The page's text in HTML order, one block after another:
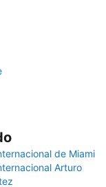
de Miami
Arturo